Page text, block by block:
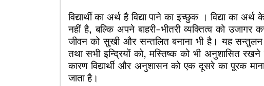
विद्यार्थी का अर्थ है विद्या पाने का इच्छुक । विद्या का
नहीं है, बल्कि अपने बाहरी-भीतरी व्यक्तित्व को
जीवन को सुखी और सन्तलित बनाना भी है। यह
तथा सभी इन्द्रियों को, मस्तिष्क को भी अनुशासित
कारण विद्यार्थी और अनुशासन को एक दूसरे का पूरक
जाता है।